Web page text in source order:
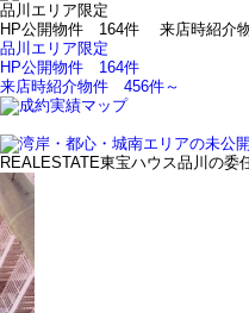
品川エリア限定
HP公開物件 164件 来店時紹介
品川エリア限定
HP公開物件 164件
来店時紹介物件 456件～
REALESTATE東宝ハウス品川の委